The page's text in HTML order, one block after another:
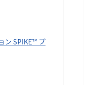
ン SPIKE™ プ